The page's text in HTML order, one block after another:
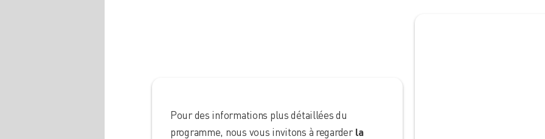
Pour des informations plus détaillées du
programme, nous vous invitons à regarder la